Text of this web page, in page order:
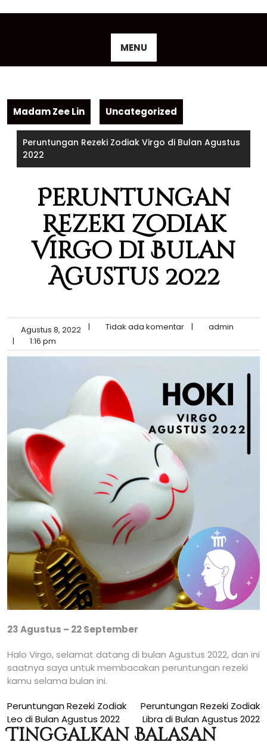
MENU
Madam Zee Lin Uncategorized
Peruntungan Rezeki Zodiak Virgo di Bulan Agustus
2022
Peruntungan
Rezeki Zodiak
Virgo di Bulan
Agustus 2022
Agustus 8, 2022 | Tidak ada komentar |
admin
|
1:16 pm
23 Agustus – 22 September
Halo Virgo, selamat datang di bulan Agustus 2022, dan ini
saatnya saya untuk membacakan peruntungan rezeki
kamu selama bulan ini.
Navigasi
pos
Peruntungan Rezeki Zodiak
Leo di Bulan Agustus 2022
Peruntungan Rezeki Zodiak
Libra di Bulan Agustus 2022
Tinggalkan Balasan